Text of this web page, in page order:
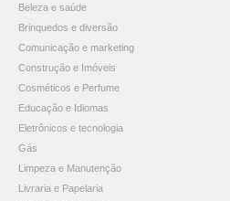
Beleza e saúde
Brinquedos e diversão
Comunicação e marketing
Construção e Imóveis
Cosméticos e Perfume
Educação e Idiomas
Eletrônicos e tecnologia
Gás
Limpeza e Manutenção
Livraria e Papelaria